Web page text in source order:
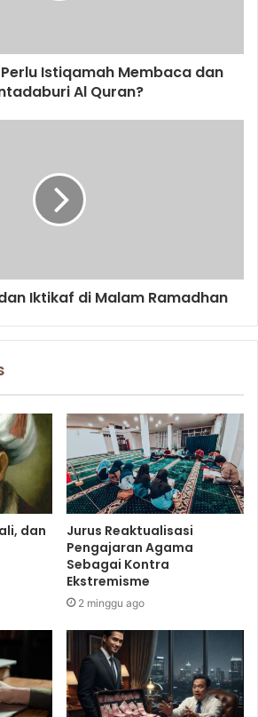
Istiqamah Membaca dan
Al Quran?
Iktikaf di Malam Ramadhan
dan
Jurus Reaktualisasi
Pengajaran Agama
Sebagai Kontra
Ekstremisme
2 minggu ago